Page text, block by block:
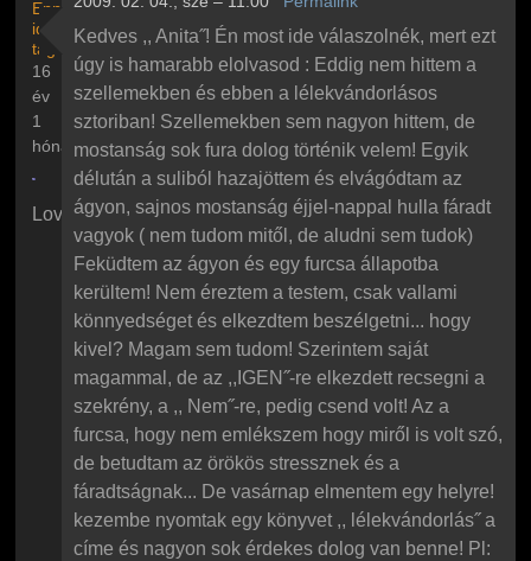
Ennyi
ideje
tag
16
év
1
hónap
Lovascsajszi
Kedves ,, Anita˝! Én most ide válaszolnék, mert ezt
úgy is hamarabb elolvasod : Eddig nem hittem a
szellemekben és ebben a lélekvándorlásos
sztoriban! Szellemekben sem nagyon hittem, de
mostanság sok fura dolog történik velem! Egyik
délután a suliból hazajöttem és elvágódtam az
ágyon, sajnos mostanság éjjel-nappal hulla fáradt
vagyok ( nem tudom mitől, de aludni sem tudok)
Feküdtem az ágyon és egy furcsa állapotba
kerültem! Nem éreztem a testem, csak vallami
könnyedséget és elkezdtem beszélgetni... hogy
kivel? Magam sem tudom! Szerintem saját
magammal, de az ,,IGEN˝-re elkezdett recsegni a
szekrény, a ,, Nem˝-re, pedig csend volt! Az a
furcsa, hogy nem emlékszem hogy miről is volt szó,
de betudtam az örökös stressznek és a
fáradtságnak... De vasárnap elmentem egy helyre!
kezembe nyomtak egy könyvet ,, lélekvándorlás˝ a
címe és nagyon sok érdekes dolog van benne! Pl: